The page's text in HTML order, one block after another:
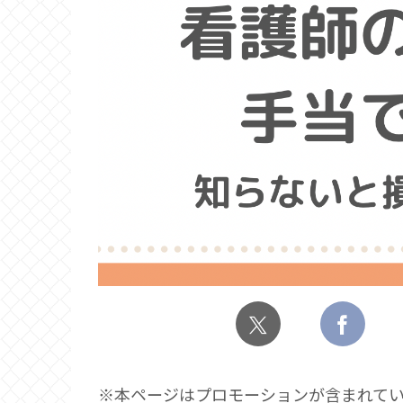
※本ページはプロモーションが含まれて